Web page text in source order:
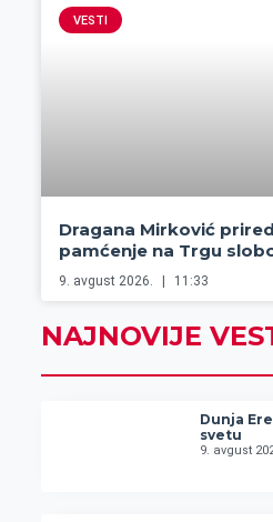
VESTI
Dragana Mirković
pamćenje na Trgu
9. avgust 2026. 11:33
NAJNOVIJE
Dunja
svetu
9. avgust